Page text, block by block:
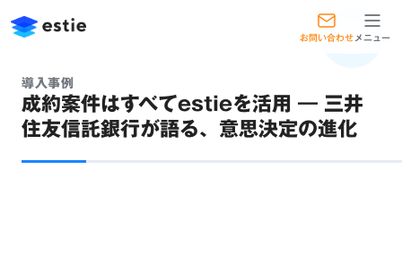
お問い合わせ メニュー
導入事例
成約案件はすべてestieを活用 ― 三井
住友信託銀行が語る、意思決定の進化